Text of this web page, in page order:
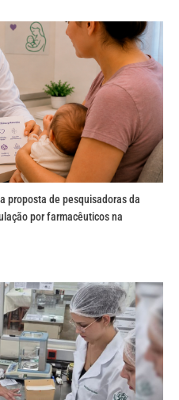
proposta de pesquisadoras da
por farmacêuticos na